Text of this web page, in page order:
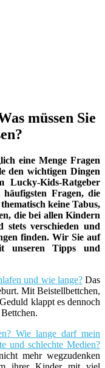
müssen Sie
eine Menge Fragen
den wichtigen Dingen
Lucky-Kids-Ratgeber
Fragen, die
keine Tabus,
die bei allen Kindern
verschieden und
finden. Wir Sie auf
unseren Tipps und
und wie lange?Das
Mit Beistellbettchen,
klappt es dennoch
Wie lange darf mein
und schlechte Medien?
mehr wegzudenken